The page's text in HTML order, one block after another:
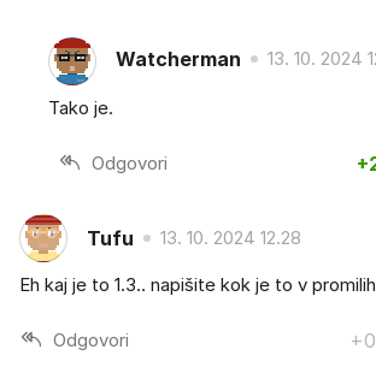
Watcherman 13. 10. 2024
Tako je.
Odgovori
Tufu 13. 10. 2024 12.28
Eh kaj je to 1.3.. napišite kok je to v promilih
Odgovori +0